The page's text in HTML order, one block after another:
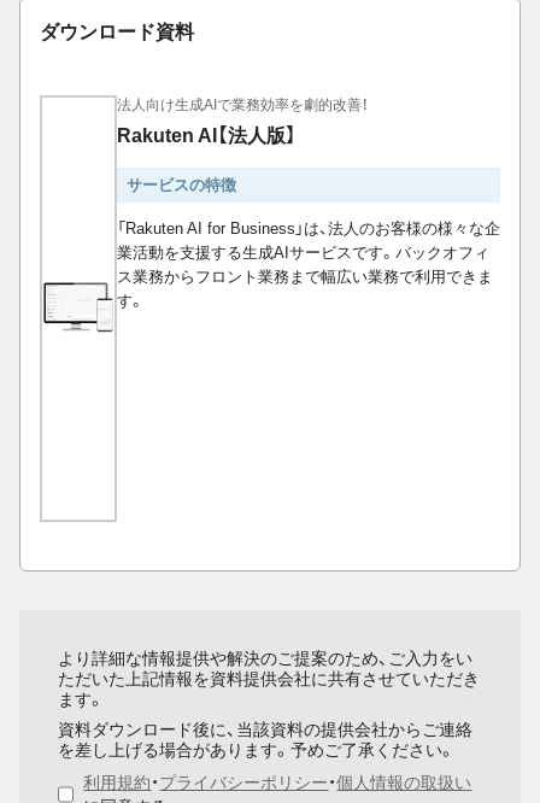
ダウンロード資料
法人向け生成AIで業務効率を劇的改善！
Rakuten AI【法人版】
サービスの特徴
「Rakuten AI for Business」は、法人のお客様の様々な企
業活動を支援する生成AIサービスです。バックオフィ
ス業務からフロント業務まで幅広い業務で利用できま
す。
より詳細な情報提供や解決のご提案のため、ご入力をい
ただいた上記情報を資料提供会社に共有させていただき
ます。
資料ダウンロード後に、当該資料の提供会社からご連絡
を差し上げる場合があります。予めご了承ください。
利用規約・プライバシーポリシー・個人情報の取扱い